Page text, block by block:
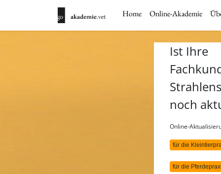
Home Online-Akademie
Ist Ihre
noch
Online-
für die
für die